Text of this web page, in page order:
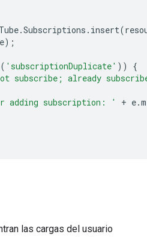
.Subscriptions . insert(
);
( 'subscriptionDuplicate' ))
{
subscribe; already
adding subscription: ' + e.
las cargas del usuario